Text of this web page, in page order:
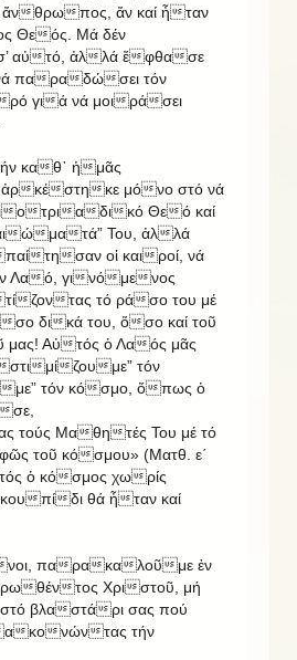
θρωπος, ἄν καί ἦταν
Θεός. Μά δέν
αὐτό, ἀλλά ἔφθασε
παραδώσει τόν
γιά νά μοιράσει
καθ᾿ ἡμᾶς
κέστηκε μόνο στό νά
οτριαδικό Θεό καί
ώματά” Του, ἀλλά
τησαν οἱ καιροί, νά
Λαό, γινόμενος
ζοντας τό ράσο του μέ
σο δικά του, ὅσο καί τοῦ
Αὐτός ὁ Λαός μᾶς
στιμίζουμε” τόν
με” τόν κόσμο, ὅπως ὁ
σε,
τούς Μαθητές Του μέ τό
τοῦ κόσμου» (Ματθ. ε΄
ὁ κόσμος χωρίς
πίδι θά ἦταν καί
παρακαλοῦμε ἐν
θέντος Χριστοῦ, μή
βλαστάρι σας πού
ακονώντας τήν